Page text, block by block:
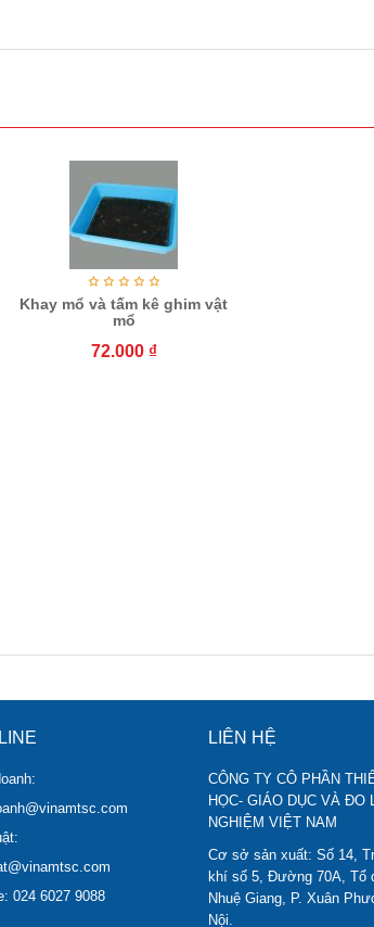
Khay mổ và tấm kê ghim vật
mổ
72.000 ₫
024 6027 9088
LIÊN HỆ
CÔNG TY CÔ PHẦN
HỌC- GIÁO DỤC VÀ ĐO
NGHIỆM VIỆT NAM
Cơ sở sản xuất: Số 14,
khí số 5, Đường 70A, Tổ
Nhuệ Giang, P. Xuân
Nội.